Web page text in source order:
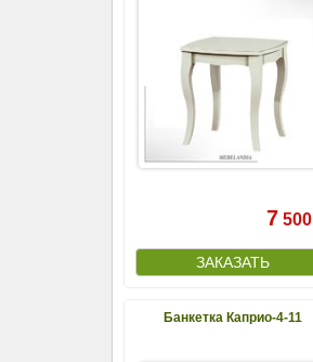
7 500
Банкетка Каприо-4-11